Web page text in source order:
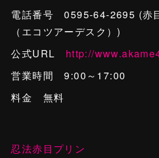
電話番号 0595-64-2695 (赤
（エコツアーデスク）)
公式URL http://
営業時間 9:00～17:00
料金 無料
忍法赤目プリン